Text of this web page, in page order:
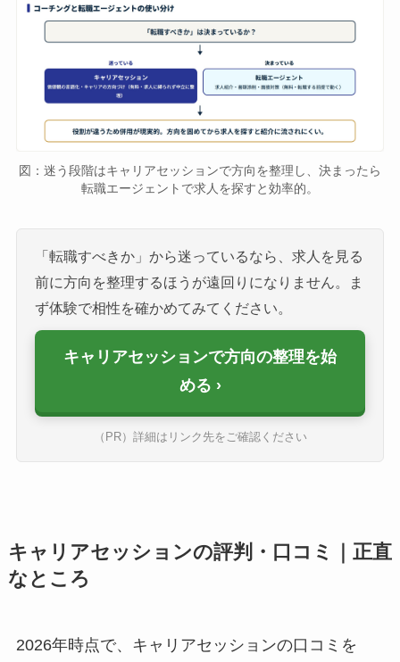
図：迷う段階はキャリアセッションで方向を整理し、決まったら
転職エージェントで求人を探すと効率的。
「転職すべきか」から迷っているなら、求人を見る
前に方向を整理するほうが遠回りになりません。ま
ず体験で相性を確かめてみてください。
キャリアセッションで方向の整理を始
める
（PR）詳細はリンク先をご確認ください
キャリアセッションの評判・口コミ｜正直
なところ
2026年時点で、キャリアセッションの口コミを